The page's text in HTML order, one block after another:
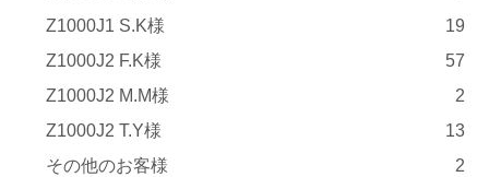
Z1000J1 S.K様
19
Z1000J2 F.K様
57
Z1000J2 M.M様
2
Z1000J2 T.Y様
13
その他のお客様
2